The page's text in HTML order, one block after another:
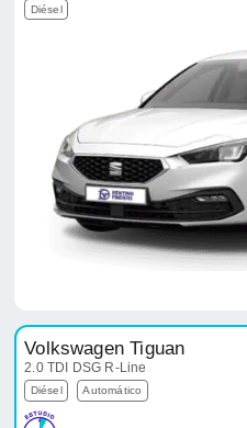
Diésel
Volkswagen Tiguan
2.0 TDI DSG R-Line
Diésel Automático